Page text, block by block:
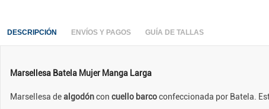
DESCRIPCIÓN ENVÍOS Y PAGOS GUÍA DE TALLAS
Marsellesa Batela Mujer Manga Larga
Marsellesa dealgodóncon cuello barcoconfeccionada por Batela.